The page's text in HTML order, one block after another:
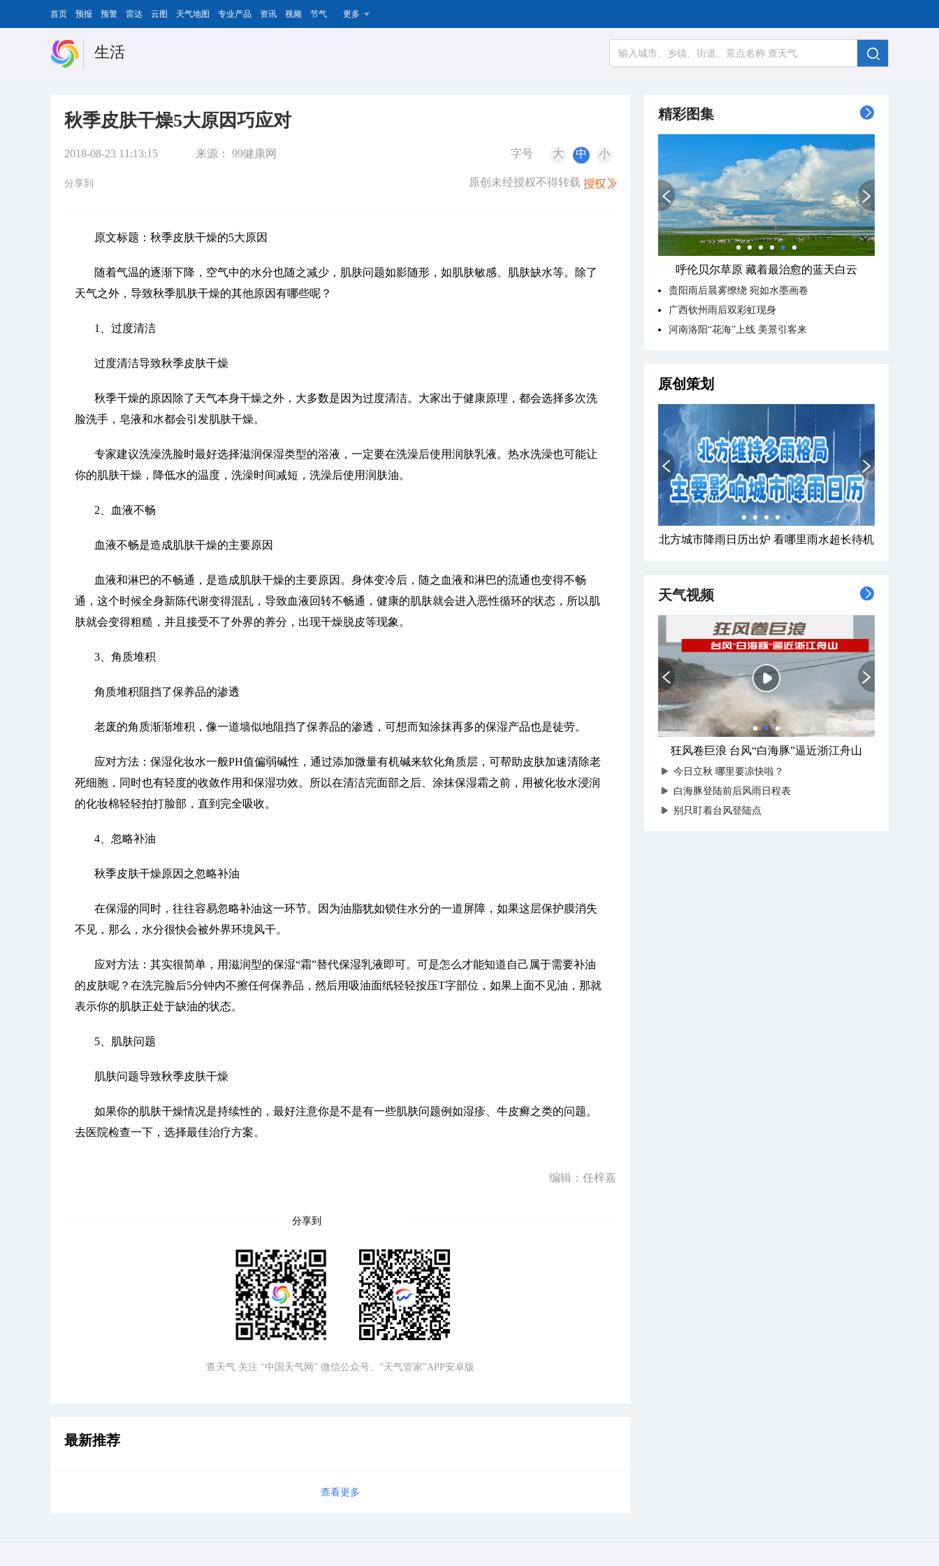
首页 预报 预警 雷达 云图 天气地图 专业产品 资讯 视频 节气 更多
生活
秋季皮肤干燥5大原因巧应对
2018-08-23 11:13:15 来源： 99健康网 字号 大 中 小
分享到 原创未经授权不得转载
原文标题：秋季皮肤干燥的5大原因
随着气温的逐渐下降，空气中的水分也随之减少，肌肤问题如影随形，如肌肤敏感、肌肤缺水等。除了
天气之外，导致秋季肌肤干燥的其他原因有哪些呢？
1、过度清洁
过度清洁导致秋季皮肤干燥
秋季干燥的原因除了天气本身干燥之外，大多数是因为过度清洁。大家出于健康原理，都会选择多次洗
脸洗手，皂液和水都会引发肌肤干燥。
专家建议洗澡洗脸时最好选择滋润保湿类型的浴液，一定要在洗澡后使用润肤乳液。热水洗澡也可能让
你的肌肤干燥，降低水的温度，洗澡时间减短，洗澡后使用润肤油。
2、血液不畅
血液不畅是造成肌肤干燥的主要原因
血液和淋巴的不畅通，是造成肌肤干燥的主要原因。身体变冷后，随之血液和淋巴的流通也变得不畅
通，这个时候全身新陈代谢变得混乱，导致血液回转不畅通，健康的肌肤就会进入恶性循环的状态，所以肌
肤就会变得粗糙，并且接受不了外界的养分，出现干燥脱皮等现象。
3、角质堆积
角质堆积阻挡了保养品的渗透
老废的角质渐渐堆积，像一道墙似地阻挡了保养品的渗透，可想而知涂抹再多的保湿产品也是徒劳。
应对方法：保湿化妆水一般PH值偏弱碱性，通过添加微量有机碱来软化角质层，可帮助皮肤加速清除老
死细胞，同时也有轻度的收敛作用和保湿功效。所以在清洁完面部之后、涂抹保湿霜之前，用被化妆水浸润
的化妆棉轻轻拍打脸部，直到完全吸收。
4、忽略补油
秋季皮肤干燥原因之忽略补油
在保湿的同时，往往容易忽略补油这一环节。因为油脂犹如锁住水分的一道屏障，如果这层保护膜消失
不见，那么，水分很快会被外界环境风干。
应对方法：其实很简单，用滋润型的保湿“霜”替代保湿乳液即可。可是怎么才能知道自己属于需要补油
的皮肤呢？在洗完脸后5分钟内不擦任何保养品，然后用吸油面纸轻轻按压T字部位，如果上面不见油，那就
表示你的肌肤正处于缺油的状态。
5、肌肤问题
肌肤问题导致秋季皮肤干燥
如果你的肌肤干燥情况是持续性的，最好注意你是不是有一些肌肤问题例如湿疹、牛皮癣之类的问题。
去医院检查一下，选择最佳治疗方案。
编辑：任梓嘉
分享到
查天气 关注 “中国天气网” 微信公众号、“天气管家”APP安卓版
最新推荐
查看更多
精彩图集
呼伦贝尔草原 藏着最治愈的蓝天白云
贵阳雨后晨雾缭绕 宛如水墨画卷
广西钦州雨后双彩虹现身
河南洛阳“花海”上线 美景引客来
原创策划
北方城市降雨日历出炉 看哪里雨水超长待机
天气视频
狂风卷巨浪 台风“白海豚”逼近浙江舟山
今日立秋 哪里要凉快啦？
白海豚登陆前后风雨日程表
别只盯着台风登陆点